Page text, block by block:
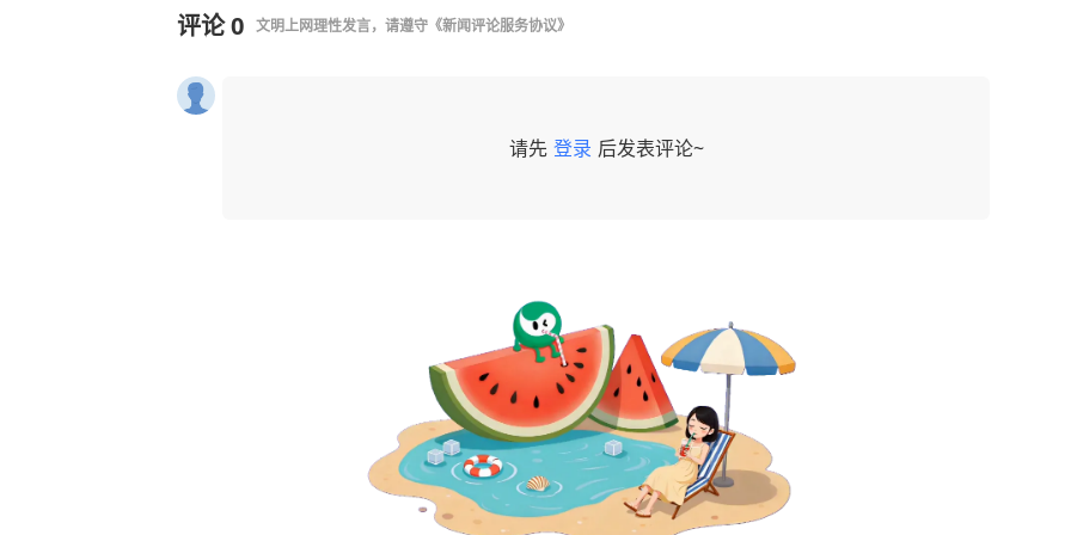
评论0 文明上网理性发言，请遵守 《新闻评论服务协议》
请先 登录 后发表评论~